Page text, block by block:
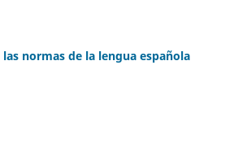
normas de la lengua española